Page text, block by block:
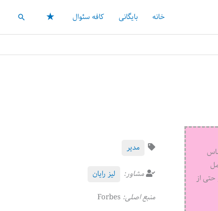
خانه بایگانی کافه سئوال ★ جستجو
از
مدیر
مشاور:
لیز رایان
منبع اصلی: Forbes